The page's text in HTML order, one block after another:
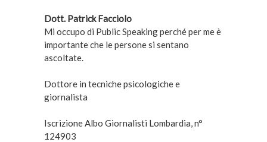
Dott. Patrick Facciolo
Mi occupo di Public Speaking perché per me è
importante che le persone si sentano
ascoltate.
Dottore in tecniche psicologiche e
giornalista
Iscrizione Albo Giornalisti Lombardia, n°
124903